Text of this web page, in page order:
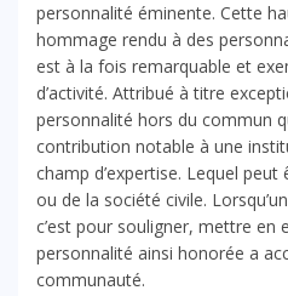
personnalité éminente. Cette
hommage rendu à des
est à la fois remarquable et
d’activité. Attribué à titre
personnalité hors du commun
contribution notable à une
champ d’expertise. Lequel
ou de la société civile.
c’est pour souligner, mettre en
personnalité ainsi honorée a
communauté.